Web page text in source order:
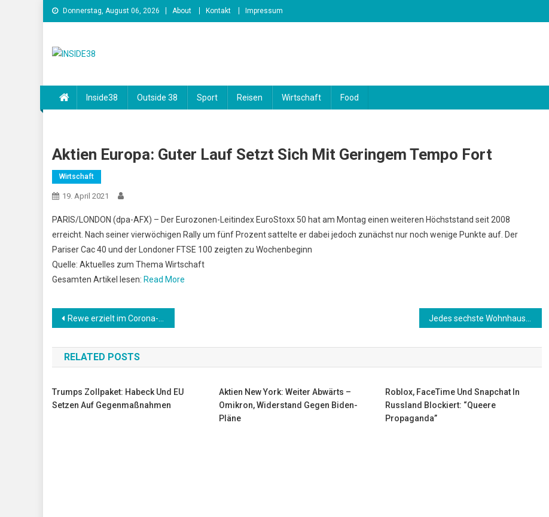
Skip
to
Donnerstag, August 06, 2026 About Kontakt Impressum
Inside38 Outside 38 Sport Reisen Wirtschaft Food
Aktien Europa: Guter Lauf Setzt Sich Mit Geringem Tempo Fort
Wirtschaft
19. April 2021
PARIS/LONDON (dpa-AFX) – Der Eurozonen-Leitindex EuroStoxx 50 hat am Montag einen weiteren Höchststand seit 2008
erreicht. Nach seiner vierwöchigen Rally um fünf Prozent sattelte er dabei jedoch zunächst nur noch wenige Punkte auf. Der
Pariser Cac 40 und der Londoner FTSE 100 zeigten zu Wochenbeginn
Quelle: Aktuelles zum Thema Wirtschaft
Gesamten Artikel lesen: Read More
Beitrags-
Navigation
Rewe erzielt im Corona-Jahr 2020 Umsatzrekord
RELATED POSTS
Trumps Zollpaket: Habeck Und EU
Setzen Auf Gegenmaßnahmen
Aktien New York: Weiter Abwärts –
Omikron, Widerstand Gegen Biden-
Pläne
Roblox, FaceTime Und Snapchat In
Russland Blockiert: “Queere
Propaganda”